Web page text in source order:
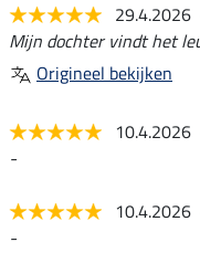
29.4.2026
Mijn dochter vindt het
Origineel bekijken
10.4.2026
-
10.4.2026
-